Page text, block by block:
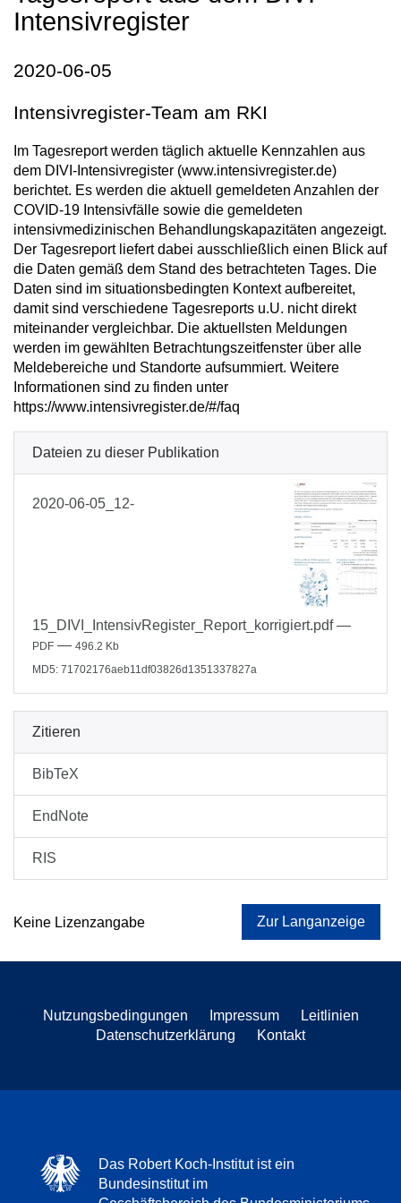
Intensivregister
2020-06-05
Intensivregister-Team am RKI
Im Tagesreport werden täglich aktuelle Kennzahlen aus
dem DIVI-Intensivregister (www.intensivregister.de)
berichtet. Es werden die aktuell gemeldeten Anzahlen der
COVID-19 Intensivfälle sowie die gemeldeten
intensivmedizinischen Behandlungskapazitäten angezeigt.
Der Tagesreport liefert dabei ausschließlich einen Blick auf
die Daten gemäß dem Stand des betrachteten Tages. Die
Daten sind im situationsbedingten Kontext aufbereitet,
damit sind verschiedene Tagesreports u.U. nicht direkt
miteinander vergleichbar. Die aktuellsten Meldungen
werden im gewählten Betrachtungszeitfenster über alle
Meldebereiche und Standorte aufsummiert. Weitere
Informationen sind zu finden unter
https://www.intensivregister.de/#/faq
Dateien zu dieser Publikation
2020-06-05_12-
15_DIVI_IntensivRegister_Report_korrigiert.pdf—
PDF — 496.2 Kb
MD5: 71702176aeb11df03826d1351337827a
Zitieren
BibTeX
EndNote
RIS
Keine Lizenzangabe Zur Langanzeige
Nutzungsbedingungen Impressum
Leitlinien
Datenschutzerklärung
Kontakt
Das Robert Koch-Institut ist ein
Bundesinstitut im